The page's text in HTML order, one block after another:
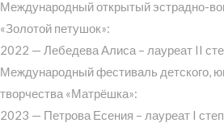
Международный открытый эстрадно-
«Золотой петушок»:
2022 — Лебедева Алиса – лауреат II
Международный фестиваль детского,
творчества «Матрёшка»:
2023 — Петрова Есения – лауреат I